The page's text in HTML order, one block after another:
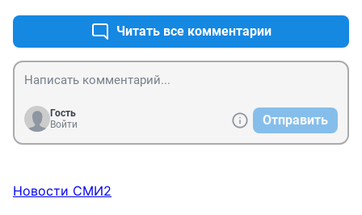
Читать все комментарии
Гость
Войти
Отправить
Новости СМИ2